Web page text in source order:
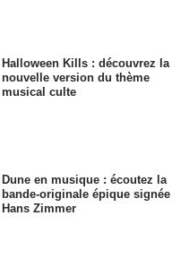
Halloween Kills : découvrez la
nouvelle version du thème
musical culte
Dune en musique : écoutez la
bande-originale épique signée
Hans Zimmer